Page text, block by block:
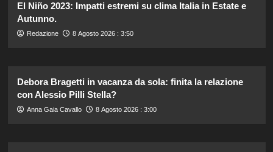
El Niño 2023: Impatti estremi su clima Italia in Estate e
Autunno.
Redazione 8 Agosto 2026 : 3:50
Debora Bragetti in vacanza da sola: finita la relazione
con Alessio Pilli Stella?
Anna Gaia Cavallo 8 Agosto 2026 : 3:00